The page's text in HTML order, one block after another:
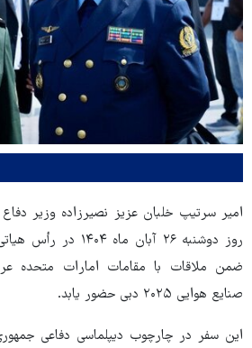
امیر سرتیپ خلبان عزیز نصیرزاده وزیر
روز دوشنبه ۲۶ آبان
ضمن ملاقات با مقامات امارات متحده
صنایع هوایی ۲۰۲۵ دبی حضور یابد.
این سفر در چارچوب دیپلماسی دفاعی